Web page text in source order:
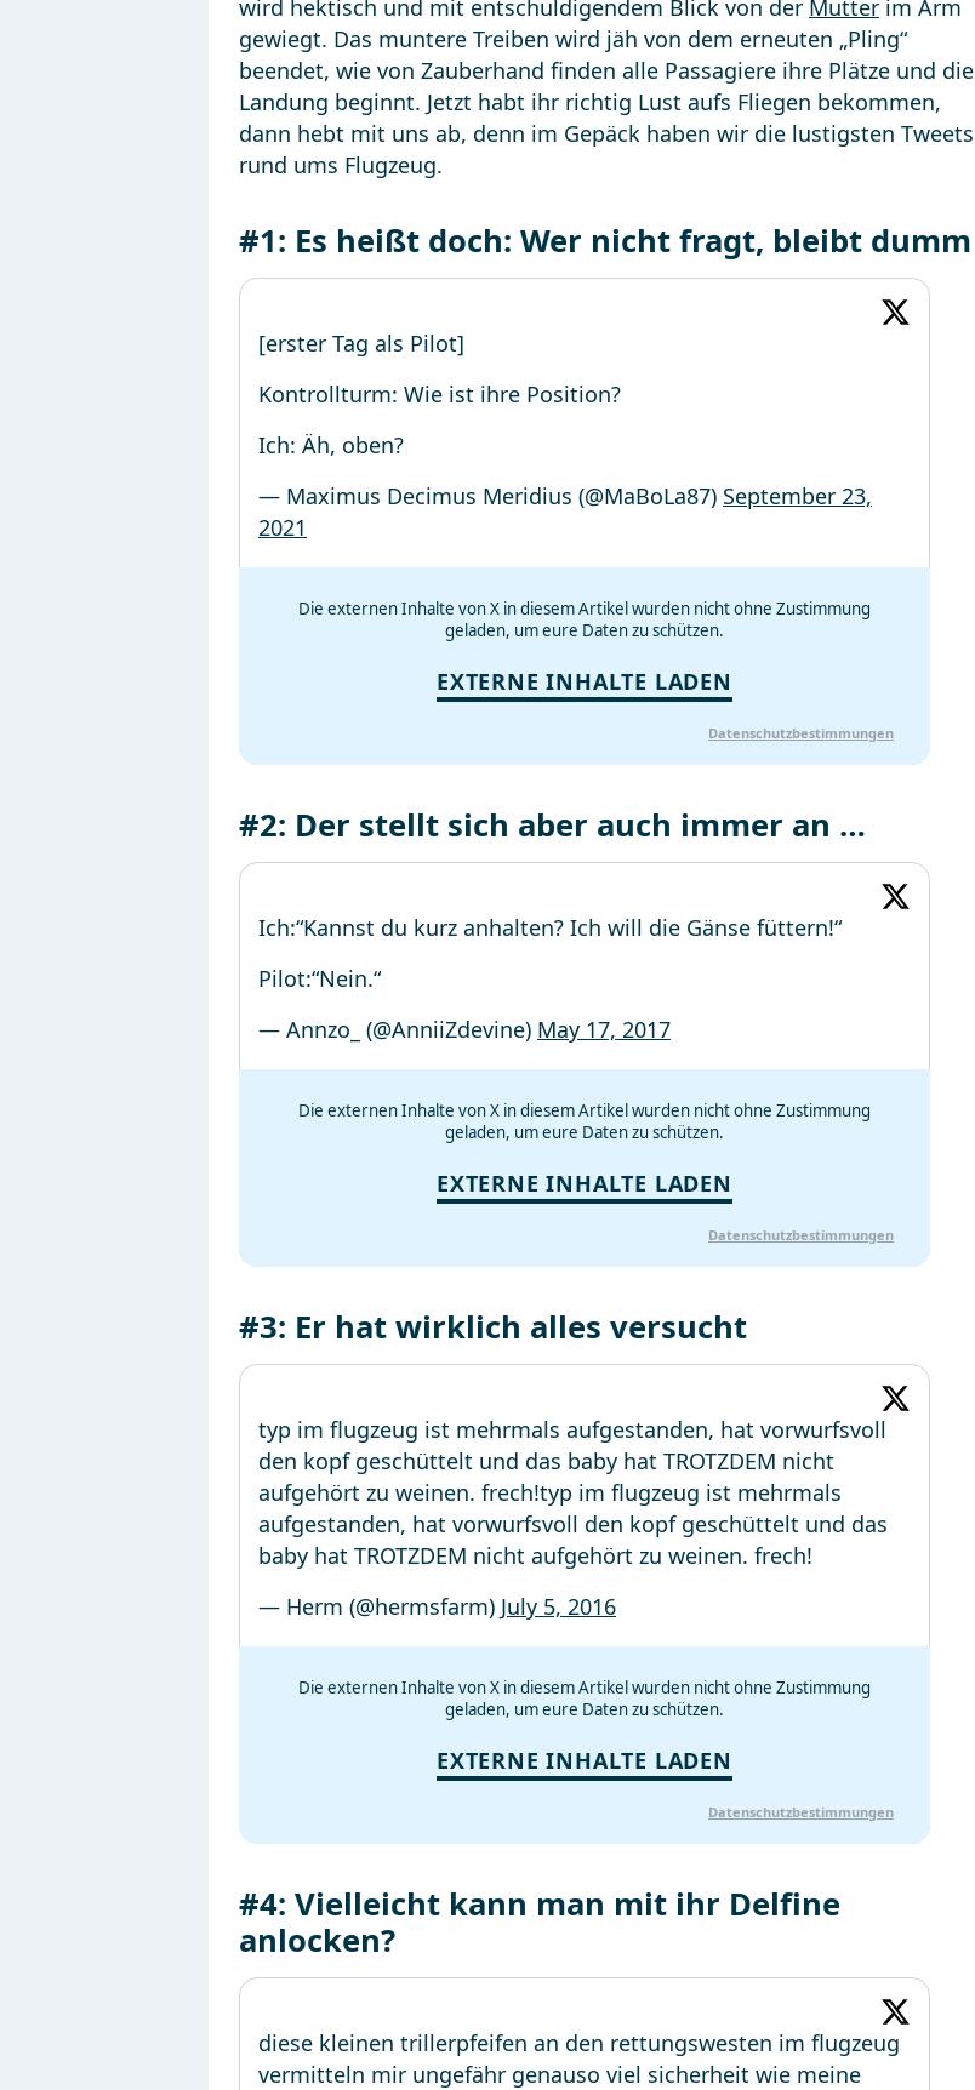
wird hektisch und mit entschuldigendem Blick von der Mutter im Arm
gewiegt. Das muntere Treiben wird jäh von dem erneuten „Pling“
beendet, wie von Zauberhand finden alle Passagiere ihre Plätze und die
Landung beginnt. Jetzt habt ihr richtig Lust aufs Fliegen bekommen,
dann hebt mit uns ab, denn im Gepäck haben wir die lustigsten Tweets
rund ums Flugzeug.
#1: Es heißt doch: Wer nicht fragt, bleibt dumm
[erster Tag als Pilot]
Kontrollturm: Wie ist ihre Position?
Ich: Äh, oben?
— Maximus Decimus Meridius (@MaBoLa87) September 23,
2021
Die externen Inhalte von X in diesem Artikel wurden nicht ohne Zustimmung
geladen, um eure Daten zu schützen.
EXTERNE INHALTE LADEN
Datenschutzbestimmungen
#2: Der stellt sich aber auch immer an …
Ich:“Kannst du kurz anhalten? Ich will die Gänse füttern!“
Pilot:“Nein.“
— Annzo_ (@AnniiZdevine) May 17, 2017
Die externen Inhalte von X in diesem Artikel wurden nicht ohne Zustimmung
geladen, um eure Daten zu schützen.
EXTERNE INHALTE LADEN
Datenschutzbestimmungen
#3: Er hat wirklich alles versucht
typ im flugzeug ist mehrmals aufgestanden, hat vorwurfsvoll
den kopf geschüttelt und das baby hat TROTZDEM nicht
aufgehört zu weinen. frech!typ im flugzeug ist mehrmals
aufgestanden, hat vorwurfsvoll den kopf geschüttelt und das
baby hat TROTZDEM nicht aufgehört zu weinen. frech!
— Herm (@hermsfarm) July 5, 2016
Die externen Inhalte von X in diesem Artikel wurden nicht ohne Zustimmung
geladen, um eure Daten zu schützen.
EXTERNE INHALTE LADEN
Datenschutzbestimmungen
#4: Vielleicht kann man mit ihr Delfine
anlocken?
diese kleinen trillerpfeifen an den rettungswesten im flugzeug
vermitteln mir ungefähr genauso viel sicherheit wie meine